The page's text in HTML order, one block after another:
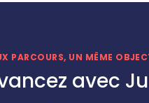
PARCOURS, UN MÊME
avec